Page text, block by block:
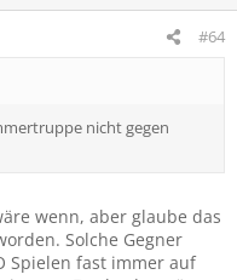
#64
nicht gegen
wenn, aber glaube das
Solche Gegner
Spielen fast immer auf